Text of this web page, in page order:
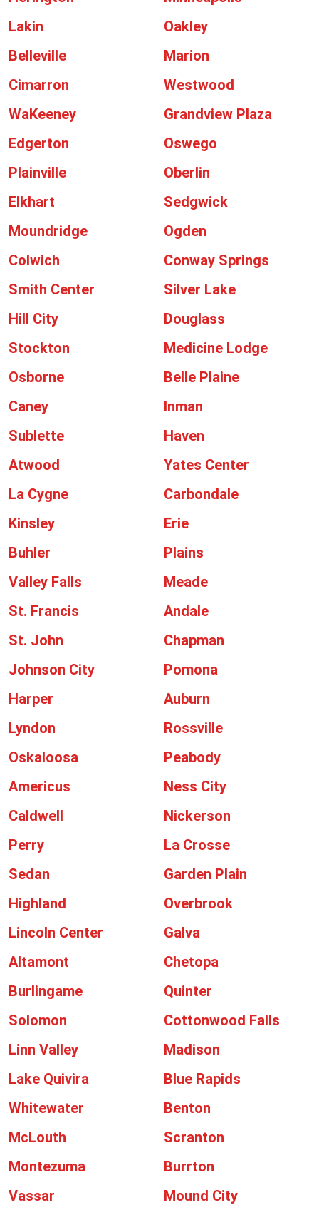
Lakin
Oakley
Belleville
Marion
Cimarron
Westwood
WaKeeney
Grandview Plaza
Edgerton
Oswego
Plainville
Oberlin
Elkhart
Sedgwick
Moundridge
Ogden
Colwich
Conway Springs
Smith Center
Silver Lake
Hill City
Douglass
Stockton
Medicine Lodge
Osborne
Belle Plaine
Caney
Inman
Sublette
Haven
Atwood
Yates Center
La Cygne
Carbondale
Kinsley
Erie
Buhler
Plains
Valley Falls
Meade
St. Francis
Andale
St. John
Chapman
Johnson City
Pomona
Harper
Auburn
Lyndon
Rossville
Oskaloosa
Peabody
Americus
Ness City
Caldwell
Nickerson
Perry
La Crosse
Sedan
Garden Plain
Highland
Overbrook
Lincoln Center
Galva
Altamont
Chetopa
Burlingame
Quinter
Solomon
Cottonwood Falls
Linn Valley
Madison
Lake Quivira
Blue Rapids
Whitewater
Benton
McLouth
Scranton
Montezuma
Burrton
Vassar
Mound City